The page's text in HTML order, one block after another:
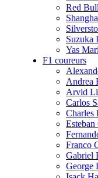
Red
Suzuka
Yas
F1 coureurs
Andrea
Arvid
Carlos
Charles
Esteban
Franco
Gabriel
George